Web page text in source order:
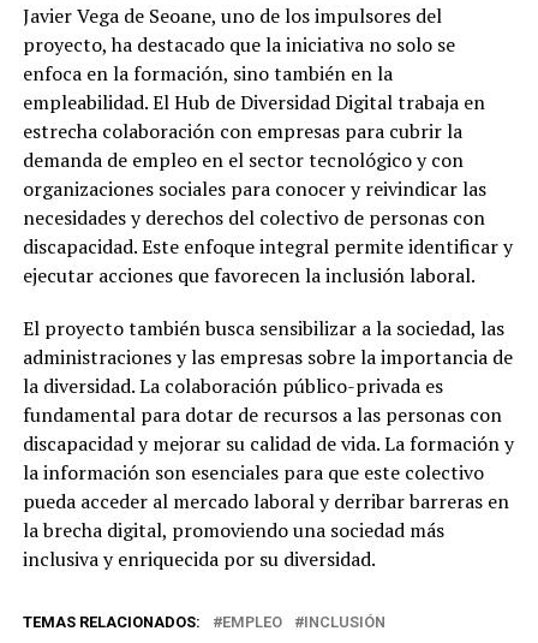
Javier Vega de Seoane, uno de los impulsores del
proyecto, ha destacado que la iniciativa no solo se
enfoca en la formación, sino también en la
empleabilidad. El Hub de Diversidad Digital trabaja en
estrecha colaboración con empresas para cubrir la
demanda de empleo en el sector tecnológico y con
organizaciones sociales para conocer y reivindicar las
necesidades y derechos del colectivo de personas con
discapacidad. Este enfoque integral permite identificar y
ejecutar acciones que favorecen la inclusión laboral.
El proyecto también busca sensibilizar a la sociedad, las
administraciones y las empresas sobre la importancia de
la diversidad. La colaboración público-privada es
fundamental para dotar de recursos a las personas con
discapacidad y mejorar su calidad de vida. La formación y
la información son esenciales para que este colectivo
pueda acceder al mercado laboral y derribar barreras en
la brecha digital, promoviendo una sociedad más
inclusiva y enriquecida por su diversidad.
TEMAS RELACIONADOS: EMPLEO INCLUSIÓN